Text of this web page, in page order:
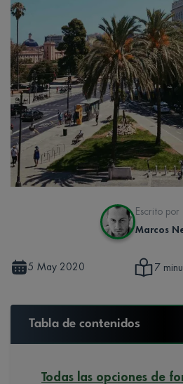
Escrito por
Marcos
5 May 2020 7
Tabla de contenidos
Todas las opciones de